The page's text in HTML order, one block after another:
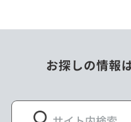
お探しの情報